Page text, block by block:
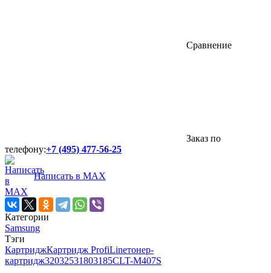
Сравнение
Заказ по
телефону:+7 (495) 477-56-25
Написать в MAX
Категории
Samsung
Тэги
КартриджКартридж ProfiLineтонер-
картридж32032531803185CLT-M407S